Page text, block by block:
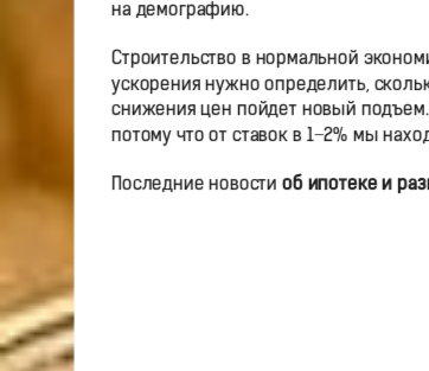
на демографию.
Строительство в нормальной
ускорения нужно определить,
снижения цен пойдет новый
потому что от ставок в 1−2% мы
Последние новости об ипотеке и